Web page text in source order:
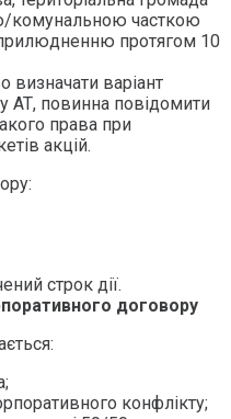
комунальною часткою
протягом 10
визначати варіант
АТ, повинна повідомити
права при
акцій.
строк дії.
договору
конфлікту;